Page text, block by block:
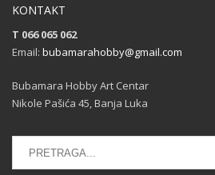
KONTAKT
T 066 065 062
Email: bubamarahobby@gmail.com
Bubamara Hobby Art Centar
Nikole Pašića 45, Banja Luka